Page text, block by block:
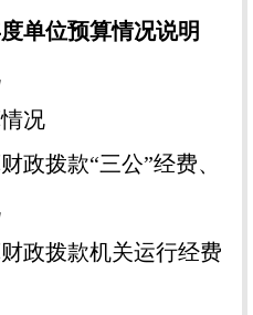
单位预算情况说明
况
拨款“三公”经费、
拨款机关运行经费